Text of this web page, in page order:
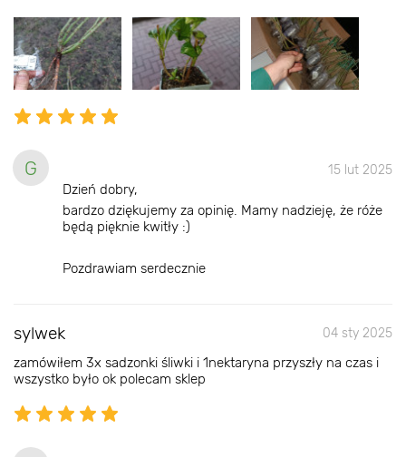
G 15 lut 2025
Dzień dobry,
bardzo dziękujemy za opinię. Mamy nadzieję, że róże
będą pięknie kwitły :)
Pozdrawiam serdecznie
sylwek 04 sty 2025
zamówiłem 3x sadzonki śliwki i 1nektaryna przyszły na czas i
wszystko było ok polecam sklep